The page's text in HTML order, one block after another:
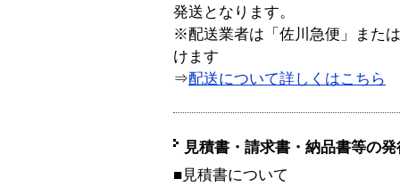
発送となります。
※配送業者は「佐川急便」また
けます
⇒配送について詳しくはこちら
見積書・請求書・納品書等の
■見積書について